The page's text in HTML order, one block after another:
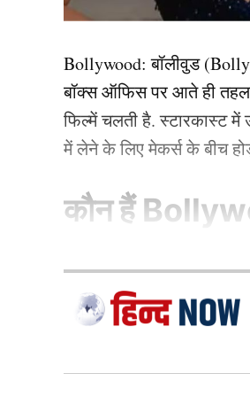
भुवनेश्वर और डेविड
Bollywood:बॉलीवुड (
बॉक्स ऑफिस पर आते ही
फिल्में चलती है. स्टारकास्ट में
में लेने के लिए मेकर्स के बीच
कौन हैं
1.दीपिका